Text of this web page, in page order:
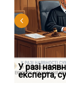
У разі
експерта,